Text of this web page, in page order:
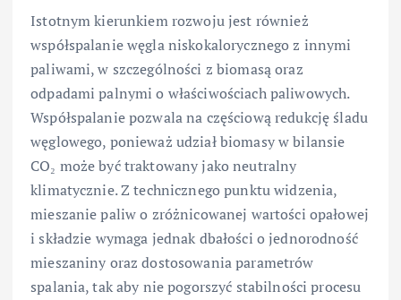
Istotnym kierunkiem rozwoju jest również
współspalanie węgla niskokalorycznego z innymi
paliwami, w szczególności z biomasą oraz
odpadami palnymi o właściwościach paliwowych.
Współspalanie pozwala na częściową redukcję śladu
węglowego, ponieważ udział biomasy w bilansie
CO₂ może być traktowany jako neutralny
klimatycznie. Z technicznego punktu widzenia,
mieszanie paliw o zróżnicowanej wartości opałowej
i składzie wymaga jednak dbałości o jednorodność
mieszaniny oraz dostosowania parametrów
spalania, tak aby nie pogorszyć stabilności procesu